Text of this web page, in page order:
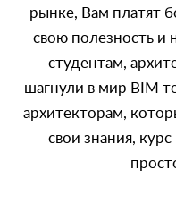
рынке, Вам платят
свою полезность и
студентам,
шагнули в мир BIM
архитекторам,
свои знания,